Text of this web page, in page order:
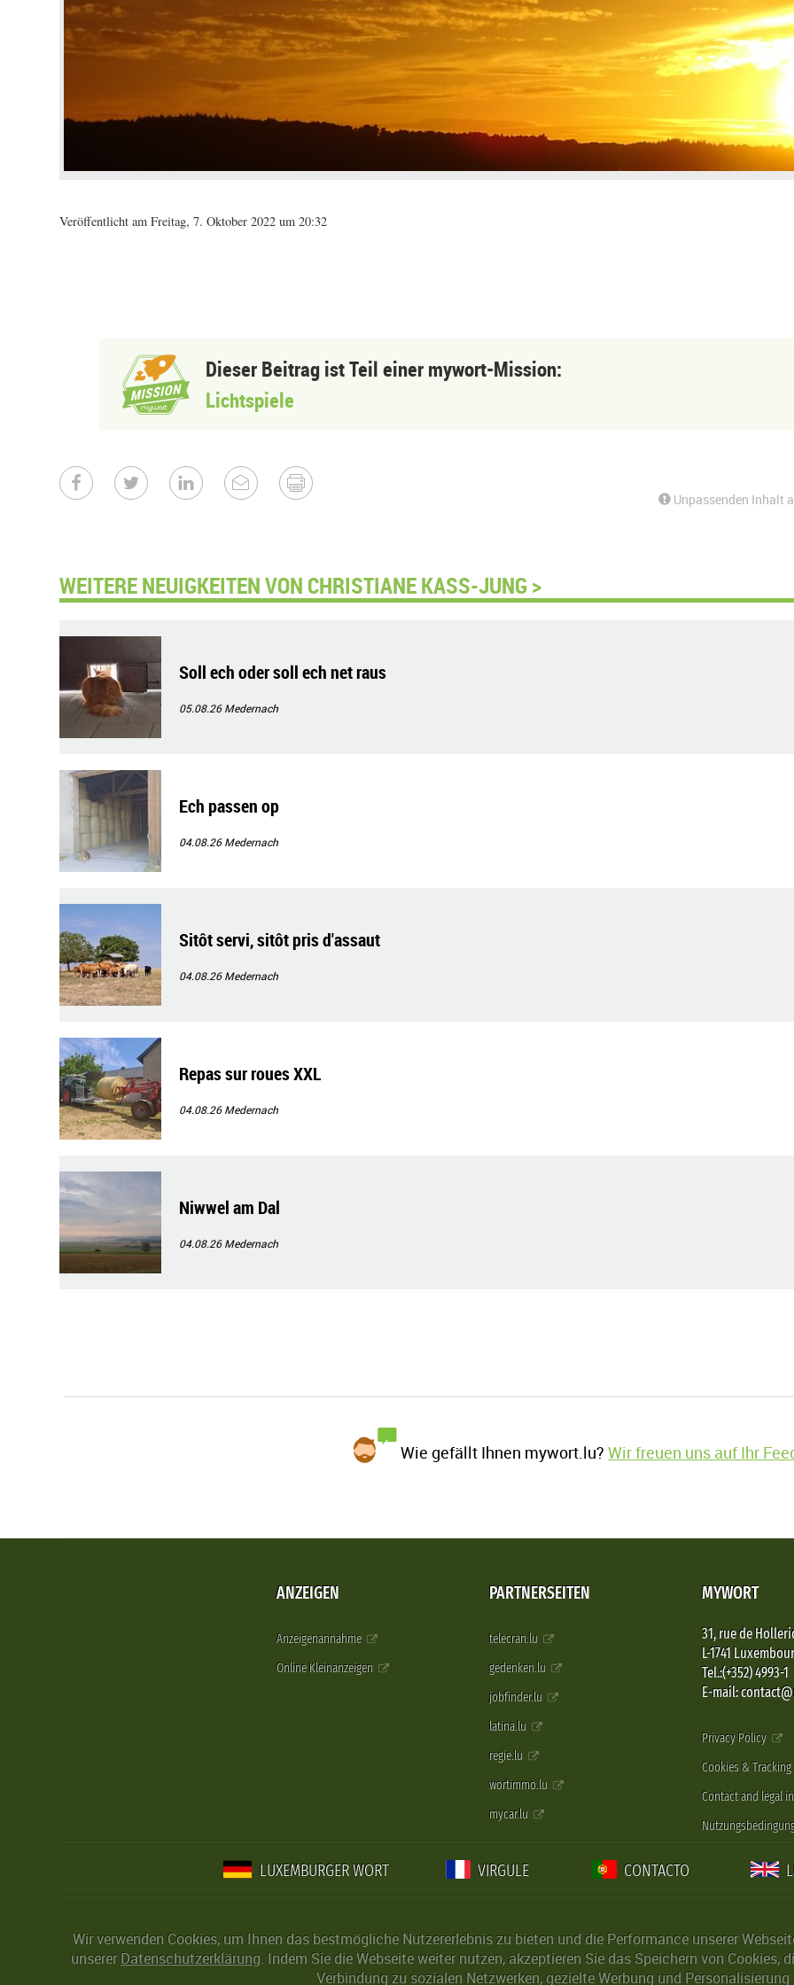
Veröffentlicht am Freitag, 7. Oktober 2022 um 20:32
Dieser Beitrag ist Teil einer mywort-Mission:
Lichtspiele
Unpassenden Inhalt
WEITERE NEUIGKEITEN VON CHRISTIANE KASS-JUNG >
Soll ech oder soll ech net raus
05.08.26Medernach
Ech passen op
04.08.26Medernach
Sitôt servi, sitôt pris d'assaut
04.08.26Medernach
Repas sur roues XXL
04.08.26Medernach
Niwwel am Dal
04.08.26Medernach
Wie gefällt Ihnen mywort.lu?Wir freuen uns auf Ihr
ANZEIGEN
Anzeigenannahme
Online Kleinanzeigen
PARTNERSEITEN
telecran.lu
gedenken.lu
jobfinder.lu
latina.lu
regie.lu
wortimmo.lu
mycar.lu
MYWORT
31, rue de
L-1741
Tel.:(+352) 4993-1
E-mail:
Privacy Policy
Cookies & Tracking
Contact and legal
LUXEMBURGER WORT VIRGULE CONTACTO
Wir verwenden Cookies, um Ihnen das bestmögliche Nutzererlebnis zu bieten und die Performance unserer
unserer Datenschutzerklärung. Indem Sie die Webseite weiter nutzen, akzeptieren Sie das Speichern von
Verbindung zu sozialen Netzwerken, gezielte Werbung und